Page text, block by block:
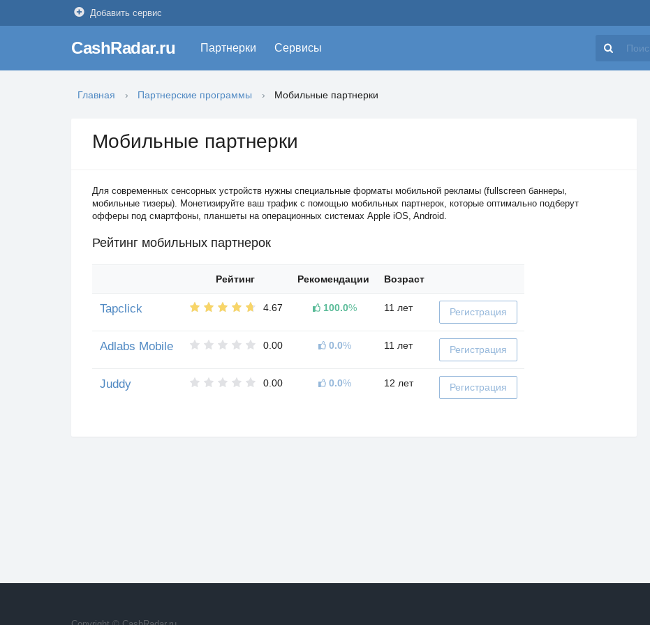
Добавить сервис
CashRadar.ru Партнерки Сервисы Найти
Главная Партнерские программы Мобильные партнерки
Мобильные партнерки
Для современных сенсорных устройств нужны специальные форматы мобильной рекламы (fullscreen баннеры,
мобильные тизеры). Монетизируйте ваш трафик с помощью мобильных партнерок, которые оптимально подберут
офферы под смартфоны, планшеты на операционных системах Apple iOS, Android.
Рейтинг мобильных партнерок
Рейтинг Рекомендации Возраст
Tapclick 4.67 100.0% 11 лет Регистрация
Adlabs Mobile 0.00 0.0% 11 лет Регистрация
Juddy 0.00 0.0% 12 лет Регистрация